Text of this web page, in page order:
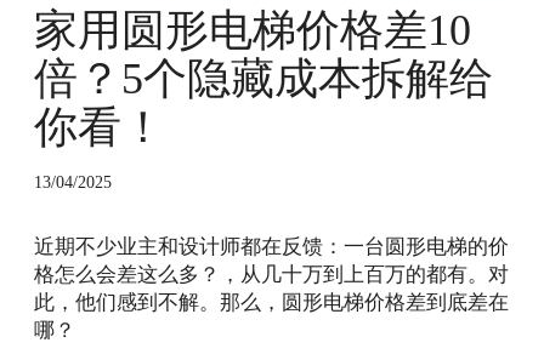
5
个
隐
藏
成
本
拆
给
你
看
！
家用圆形电梯价格差10
倍？5个隐藏成本拆解给
你看！
13/04/2025
近期不少业主和设计师都在反馈：一台圆形电梯的价
格怎么会差这么多？，从几十万到上百万的都有。对
此，他们感到不解。那么，圆形电梯价格差到底差在
哪？